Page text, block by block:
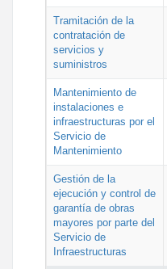
Tramitación de la
contratación de
servicios y
suministros
Mantenimiento de
instalaciones e
infraestructuras por el
Servicio de
Mantenimiento
Gestión de la
ejecución y control de
garantía de obras
mayores por parte del
Servicio de
Infraestructuras